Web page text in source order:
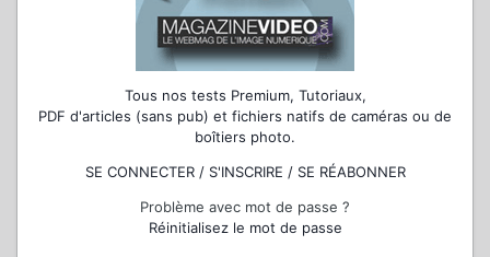
Tous nos tests Premium, Tutoriaux,
PDF d'articles (sans pub) et fichiers natifs de caméras ou de
boîtiers photo.
SE CONNECTER / S'INSCRIRE / SE RÉABONNER
Problème avec mot de passe ?
Réinitialisez le mot de passe